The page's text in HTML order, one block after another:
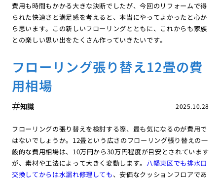
費用も時間もかかる大きな決断でしたが、今回のリフォームで得
られた快適さと満足感を考えると、本当にやってよかったと心か
ら思います。この新しいフローリングとともに、これからも家族
との楽しい思い出をたくさん作っていきたいです。
フローリング張り替え12畳の費
用相場
2025.10.28
知識
フローリングの張り替えを検討する際、最も気になるのが費用で
はないでしょうか。12畳という広さのフローリング張り替えの一
般的な費用相場は、10万円から30万円程度が目安とされています
が、素材や工法によって大きく変動します。 八幡東区でも排水口
交換してからは水漏れ修理しても、安価なクッションフロアであ